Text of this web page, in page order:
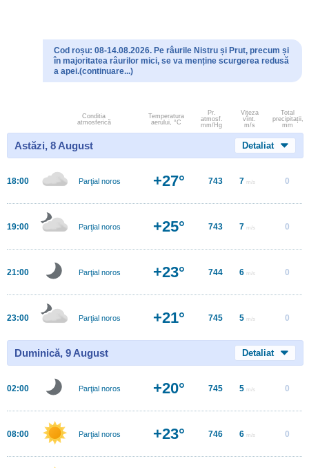
Cod roșu: 08-14.08.2026. Pe râurile Nistru și Prut, precum și
în majoritatea râurilor mici, se va menține scurgerea redusă
a apei.(continuare...)
Conditia
atmosferică
Temperatura
aerului, °C
Pr.
atmosf.
mm/Hg
Viteza
vînt.
m/s
Total
precipitații,
mm
Astăzi, 8 August Detaliat
18:00 Parţial noros +27° 743 7 m/s 0
19:00 Parţial noros +25° 743 7 m/s 0
21:00 Parţial noros +23° 744 6 m/s 0
23:00 Parţial noros +21° 745 5 m/s 0
Duminică, 9 August Detaliat
02:00 Parţial noros +20° 745 5 m/s 0
08:00 Parţial noros +23° 746 6 m/s 0